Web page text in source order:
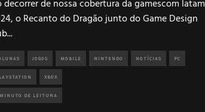
decorrer de nossa cobertura da gamescom latam
o Recanto do Dragão junto do Game Design
...
JOGOS MOBILE NINTENDO NOTÍCIAS PC
XBOX
DE LEITURA